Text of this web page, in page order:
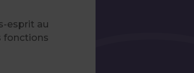
esprit au
fonctions